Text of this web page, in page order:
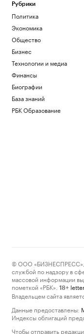
Политика
У Колизея раскопали
Фотографии
Общество
Рубрики
Политика
Экономика
Общество
Бизнес
Технологии и медиа
Финансы
Биографии
База знаний
РБК Образование
© ООО «БИЗНЕСПРЕСС»,
службой по надзору в
массовой информации
пометкой «РБК».
18+
Владельцем сайта
Данные предоставлены:
Индексы облигаций
Чтобы отправить